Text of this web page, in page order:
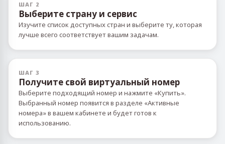
ШАГ 2
Выберите страну и сервис
Изучите список доступных стран и выберите ту, которая
лучше всего соответствует вашим задачам.
ШАГ 3
Получите свой виртуальный номер
Выберите подходящий номер и нажмите «Купить».
Выбранный номер появится в разделе «Активные
номера» в вашем кабинете и будет готов к
использованию.